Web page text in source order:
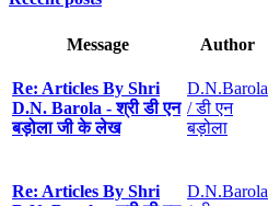
Message Author
Re: Articles By Shri
D.N. Barola - श्री डी एन
बड़ोला जी के लेख
D.N.Barola
/ डी एन
बड़ोला
Re: Articles By Shri
D.N.Barola